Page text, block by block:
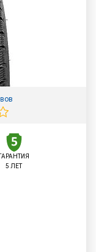
ГАРАНТИЯ
5 ЛЕТ